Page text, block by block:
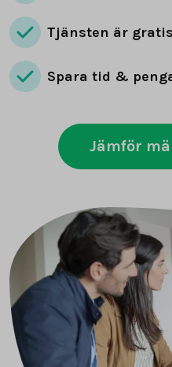
Tjänsten är
Spara tid &
Jämför